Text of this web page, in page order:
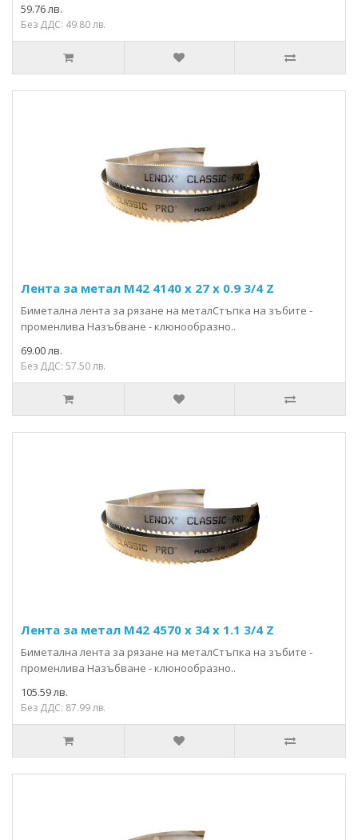
59.76 лв.
Без ДДС: 49.80 лв.
Лента за метал М42 4140 х 27 х 0.9 3/4 Z
Биметална лента за рязане на металСтъпка на зъбите -
променлива Назъбване - клюнообразно..
69.00 лв.
Без ДДС: 57.50 лв.
Лента за метал М42 4570 x 34 x 1.1 3/4 Z
Биметална лента за рязане на металСтъпка на зъбите -
променлива Назъбване - клюнообразно..
105.59 лв.
Без ДДС: 87.99 лв.